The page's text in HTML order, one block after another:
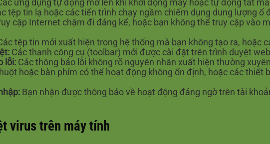
ứng dụng tự động mở lên khi khởi động máy hoặc tự động tắt
tệp tin lạ hoặc các tiến trình chạy ngầm chiếm dụng dung lượng ổ
cập Internet chậm đi đáng kể, hoặc bạn không thể truy cập vào
tệp tin mới xuất hiện trong hệ thống mà bạn không tạo ra, hoặc
Các thanh công cụ (toolbar) mới được cài đặt trên trình duyệt
lỗi: Các thông báo lỗi không rõ nguyên nhân xuất hiện thường
hoặc bàn phím có thể hoạt động không ổn định, hoặc các thiết
Bạn nhận được thông báo về hoạt động đáng ngờ trên tài
virus trên máy tính